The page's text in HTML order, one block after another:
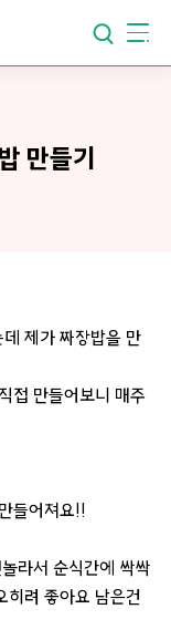
만들기
제가 짜장밥을 만
접 만들어보니 매주
들어져요!!
라서 순식간에 싹싹
히려 좋아요 남은건